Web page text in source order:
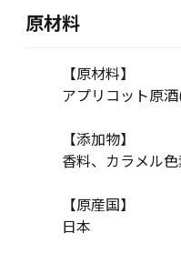
原材料
【原材料】
アプリコット原
【添加物】
香料、カラメル
【原産国】
日本